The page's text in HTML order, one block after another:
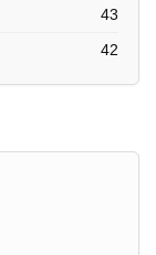
43
42